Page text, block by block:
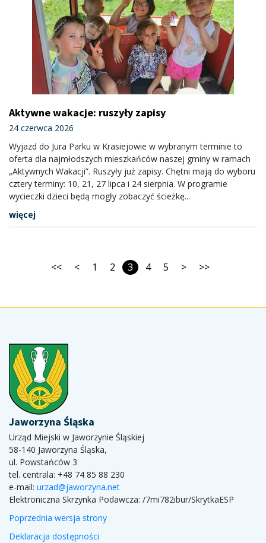
Aktywne wakacje: ruszyły zapisy
24 czerwca 2026
Wyjazd do Jura Parku w Krasiejowie w wybranym terminie to
oferta dla najmłodszych mieszkańców naszej gminy w ramach
„Aktywnych Wakacji”. Ruszyły już zapisy. Chętni mają do wyboru
cztery terminy: 10, 21, 27 lipca i 24 sierpnia. W programie
wycieczki dzieci będą mogły zobaczyć ścieżkę...
więcej
<< < 1 2 3 4 5 > >>
Jaworzyna Śląska
Urząd Miejski w Jaworzynie Śląskiej
58-140 Jaworzyna Śląska,
ul. Powstańców 3
tel. centrala: +48 74 85 88 230
e-mail: urzad@jaworzyna.net
Elektroniczna Skrzynka Podawcza: /7mi782ibur/SkrytkaESP
Poprzednia wersja strony
Deklaracja dostępności